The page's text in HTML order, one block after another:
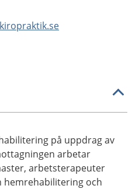
på uppdrag av
arbetar
arbetsterapeuter
hemrehabilitering och